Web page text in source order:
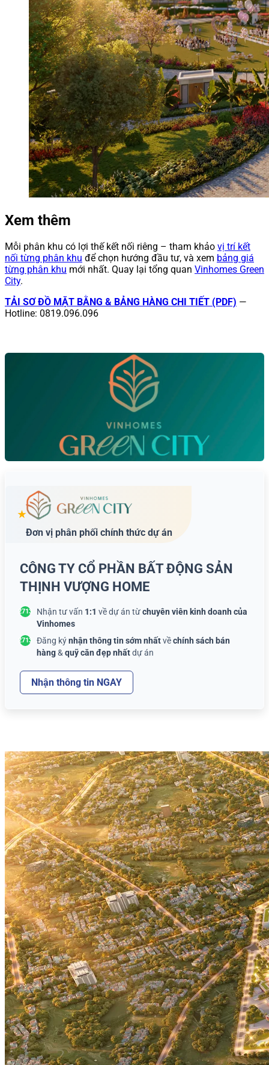
Xem thêm
Mỗi phân khu có lợi thế kết nối riêng – tham khảo vị trí kết
nối từng phân khu để chọn hướng đầu tư, và xem bảng giá
từng phân khu mới nhất. Quay lại tổng quan Vinhomes Green
City.
TẢI SƠ ĐỒ MẶT BẰNG & BẢNG HÀNG CHI TIẾT (PDF) —
Hotline: 0819.096.096
★
Đơn vị phân phối chính thức dự án
CÔNG TY CỔ PHẦN BẤT ĐỘNG SẢN
THỊNH VƯỢNG HOME
Nhận tư vấn 1:1 về dự án từchuyên viên kinh doanh của
Vinhomes
Đăng kýnhận thông tin sớm nhấtvềchính sách bán
hàng& quỹ căn đẹp nhấtdự án
Nhận thông tin NGAY